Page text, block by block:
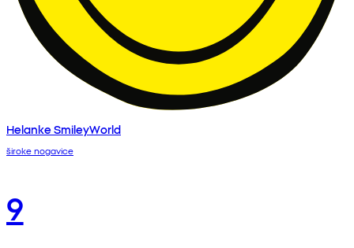
Helanke SmileyWorld
široke nogavice
9